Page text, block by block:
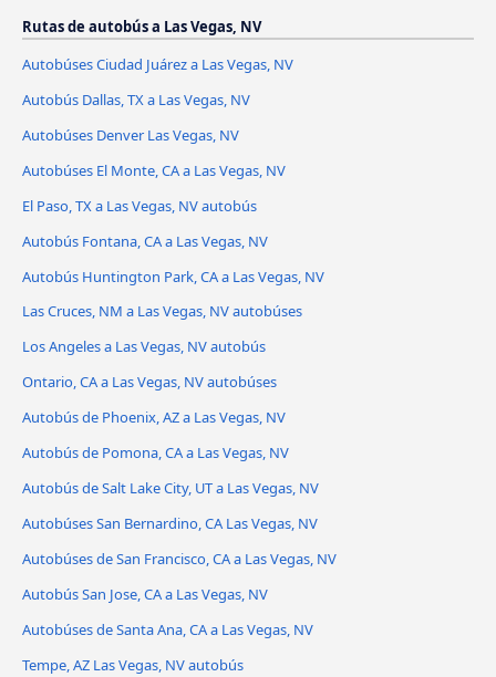
Rutas de autobús a Las Vegas, NV
Autobúses Ciudad Juárez a Las Vegas, NV
Autobús Dallas, TX a Las Vegas, NV
Autobúses Denver Las Vegas, NV
Autobúses El Monte, CA a Las Vegas, NV
El Paso, TX a Las Vegas, NV autobús
Autobús Fontana, CA a Las Vegas, NV
Autobús Huntington Park, CA a Las Vegas, NV
Las Cruces, NM a Las Vegas, NV autobúses
Los Angeles a Las Vegas, NV autobús
Ontario, CA a Las Vegas, NV autobúses
Autobús de Phoenix, AZ a Las Vegas, NV
Autobús de Pomona, CA a Las Vegas, NV
Autobús de Salt Lake City, UT a Las Vegas, NV
Autobúses San Bernardino, CA Las Vegas, NV
Autobúses de San Francisco, CA a Las Vegas, NV
Autobús San Jose, CA a Las Vegas, NV
Autobúses de Santa Ana, CA a Las Vegas, NV
Tempe, AZ Las Vegas, NV autobús